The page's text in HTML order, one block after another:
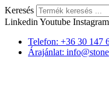
Keresés
Linkedin Youtube Instagram
Telefon: +36 30 147
Árajánlat: